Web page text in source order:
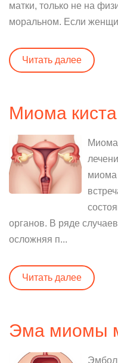
матки, только не на
моральном. Если
Читать далее
Миома
Миома
миома
органов. В ряде
осложняя п...
Читать далее
Эма миомы